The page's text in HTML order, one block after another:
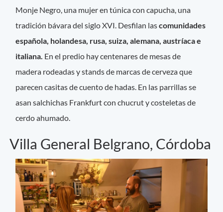
Monje Negro, una mujer en túnica con capucha, una
tradición bávara del siglo XVI. Desfilan lascomunidades
española, holandesa, rusa, suiza, alemana, austríaca e
italiana. En el predio hay centenares de mesas de
madera rodeadas y stands de marcas de cerveza que
parecen casitas de cuento de hadas. En las parrillas se
asan salchichas Frankfurt con chucrut y costeletas de
cerdo ahumado.
Villa General Belgrano, Córdoba